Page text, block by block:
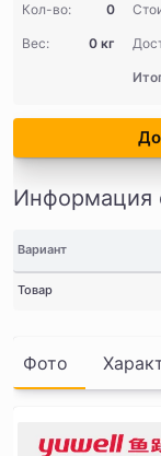
Кол-во: 0
Вес: 0 кг
Информация
Вариант
Товар
Фото